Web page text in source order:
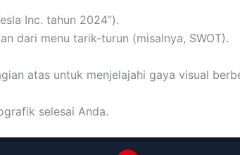
Inc. tahun 2024”).
dari menu tarik-turun (misalnya, SWOT).
atas untuk menjelajahi gaya visual
selesai Anda.